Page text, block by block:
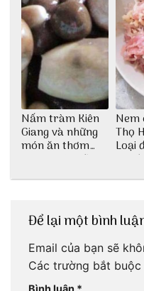
Nấm tràm Kiên
Giang và những
món ăn thơm
ngon khó cưỡng
Nem
Thọ
Loại
nghiện
Để lại một bình
Email của bạn sẽ
Các trường bắt
Bình luận *